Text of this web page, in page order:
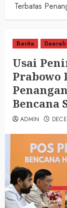
Terbatas
Berita Daerah
Usai
Prabowo
Bencana
ADMIN